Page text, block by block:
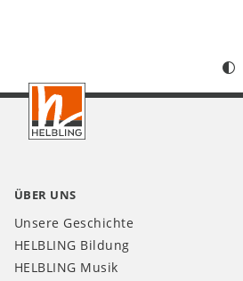
Footer
CH
ÜBER UNS
Unsere Geschichte
HELBLING Bildung
HELBLING Musik